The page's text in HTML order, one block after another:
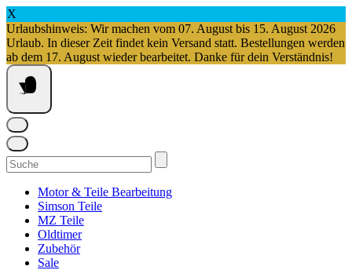
X
Urlaubshinweis: Wir machen vom 07. August bis 15. August 2026
Urlaub. In dieser Zeit findet kein Versand statt. Bestellungen werden
ab dem 17. August wieder bearbeitet. Danke für dein Verständnis!
Springe
zum
Inhalt
Suchen
nach:
Motor & Teile Bearbeitung
Simson Teile
MZ Teile
Oldtimer
Zubehör
Sale